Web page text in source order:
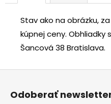
Stav ako na obrázku,
kúpnej ceny. Obhliadky
Šancová 38 Bratislava.
Z
Odoberať